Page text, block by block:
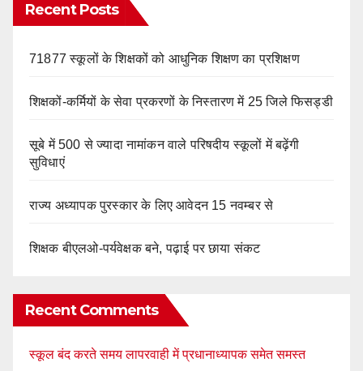
Recent Posts
71877 स्कूलों के शिक्षकों को आधुनिक शिक्षण का प्रशिक्षण
शिक्षकों-कर्मियों के सेवा प्रकरणों के निस्तारण में 25 जिले फिसड्डी
सूबे में 500 से ज्यादा नामांकन वाले परिषदीय स्कूलों में बढ़ेंगी
सुविधाएं
राज्य अध्यापक पुरस्कार के लिए आवेदन 15 नवम्बर से
शिक्षक बीएलओ-पर्यवेक्षक बने, पढ़ाई पर छाया संकट
Recent Comments
स्कूल बंद करते समय लापरवाही में प्रधानाध्यापक समेत समस्त